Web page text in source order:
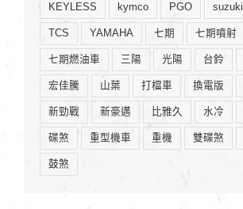
KEYLESS kymco PGO suzuki
TCS YAMAHA 七期 七期噴射
七期燃油車 三陽 光陽 台鈴
宏佳騰 山葉 打檔車 換電版
新勁戰 新豪邁 比雅久 水冷
碟煞 重型機車 重機 雙碟煞
鼓煞